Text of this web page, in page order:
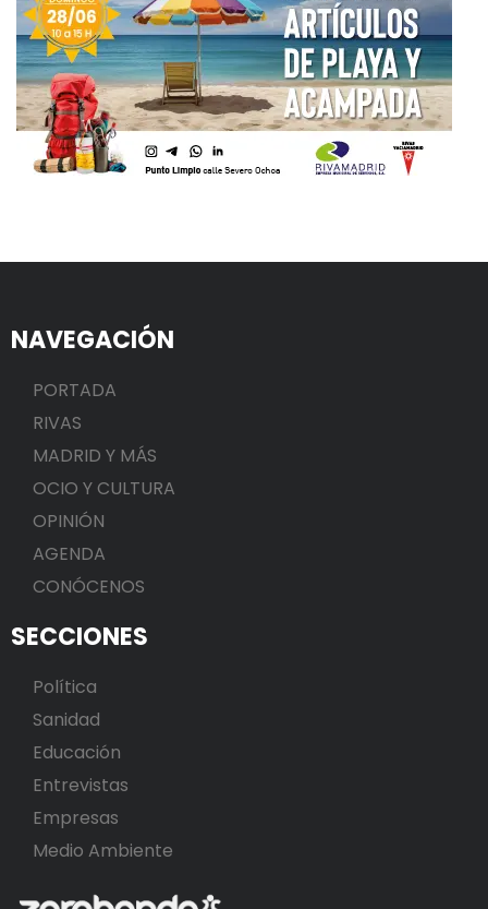
NAVEGACIÓN
PORTADA
RIVAS
MADRID Y MÁS
OCIO Y CULTURA
OPINIÓN
AGENDA
CONÓCENOS
SECCIONES
Política
Sanidad
Educación
Entrevistas
Empresas
Medio Ambiente